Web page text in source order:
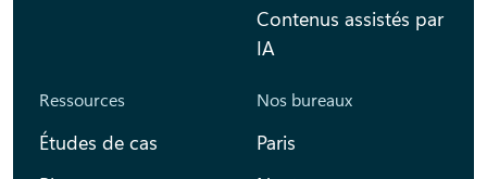
Contenus assistés par
IA
Ressources
Études de cas
Nos bureaux
Paris